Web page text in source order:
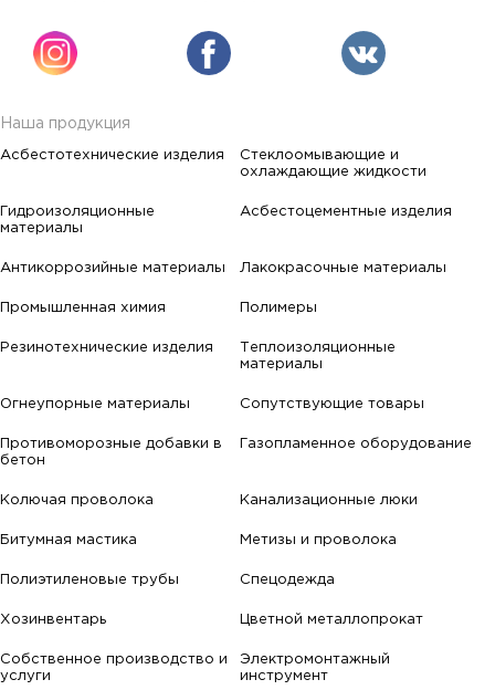
Наша продукция
Асбестотехнические изделия
Стеклоомывающие и
охлаждающие жидкости
Гидроизоляционные
материалы
Асбестоцементные изделия
Антикоррозийные материалы Лакокрасочные материалы
Промышленная химия Полимеры
Резинотехнические изделия
Теплоизоляционные
материалы
Огнеупорные материалы Сопутствующие товары
Противоморозные добавки в
бетон
Газопламенное оборудование
Колючая проволока Канализационные люки
Битумная мастика Метизы и проволока
Полиэтиленовые трубы Спецодежда
Хозинвентарь Цветной металлопрокат
Собственное производство и
услуги
Электромонтажный
инструмент